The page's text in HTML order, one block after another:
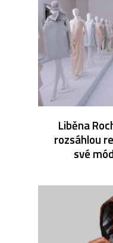
Liběna
rozsáhlou
své